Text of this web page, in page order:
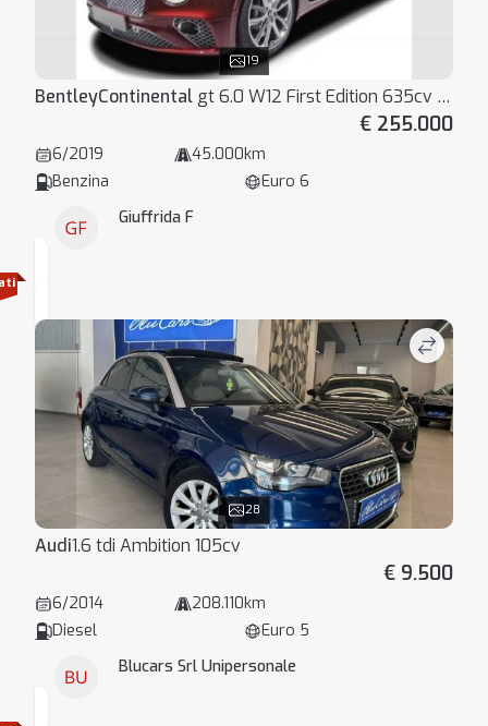
19
BentleyContinental gt 6.0 W12 First Edition 635cv auto
€ 255.000
6/2019
45.000km
Benzina
Euro 6
Giuffrida F
28
Audi1.6 tdi Ambition 105cv
€ 9.500
6/2014
208.110km
Diesel
Euro 5
Blucars Srl Unipersonale